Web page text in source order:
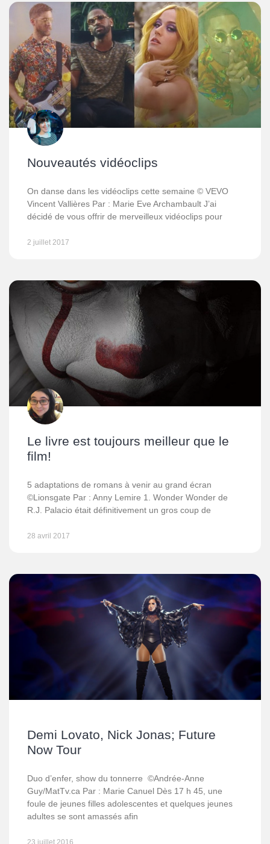
Nouveautés vidéoclips
On danse dans les vidéoclips cette semaine © VEVO
Vincent Vallières Par : Marie Eve Archambault J’ai
décidé de vous offrir de merveilleux vidéoclips pour
2 juillet 2017
Le livre est toujours meilleur que le
film!
5 adaptations de romans à venir au grand écran
©Lionsgate Par : Anny Lemire 1. Wonder Wonder de
R.J. Palacio était définitivement un gros coup de
28 avril 2017
Demi Lovato, Nick Jonas; Future
Now Tour
Duo d’enfer, show du tonnerre ©Andrée-Anne
Guy/MatTv.ca Par : Marie Canuel Dès 17 h 45, une
foule de jeunes filles adolescentes et quelques jeunes
adultes se sont amassés afin
23 juillet 2016